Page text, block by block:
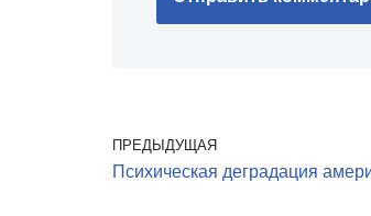
ПРЕДЫДУЩАЯ
Психическая деградация